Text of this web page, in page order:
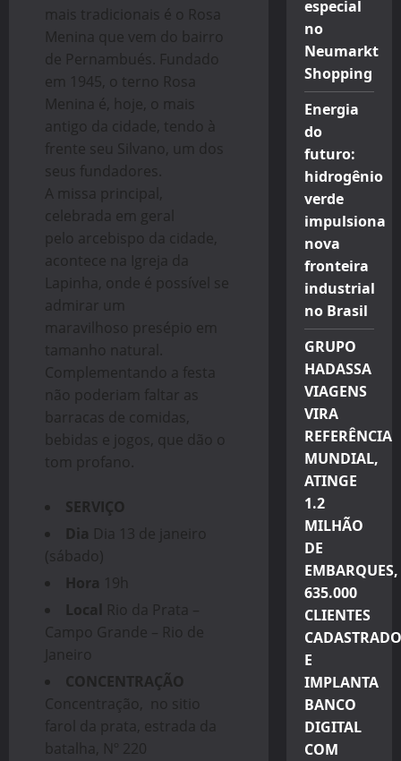
mais tradicionais é o Rosa
Menina que vem do bairro
de Pernambués. Fundado
em 1945, o terno Rosa
Menina é, hoje, o mais
antigo da cidade, tendo à
frente seu Silvano, um dos
seus fundadores.
A missa principal,
celebrada em geral
pelo arcebispo da cidade,
acontece na Igreja da
Lapinha, onde é possível se
admirar um
maravilhoso presépio em
tamanho natural.
Complementando a festa
não poderiam faltar as
barracas de comidas,
bebidas e jogos, que dão o
tom profano.
SERVIÇO
Dia Dia 13 de janeiro
(sábado)
Hora 19h
Local Rio da Prata –
Campo Grande – Rio de
Janeiro
CONCENTRAÇÃO
Concentração, no sitio
farol da prata, estrada da
batalha, Nº 220
especial
no
Neumarkt
Shopping
Energia
do
futuro:
hidrogênio
verde
impulsiona
nova
fronteira
industrial
no Brasil
GRUPO
HADASSA
VIAGENS
VIRA
REFERÊNCIA
MUNDIAL,
ATINGE
1.2
MILHÃO
DE
EMBARQUES,
635.000
CLIENTES
E
IMPLANTA
BANCO
DIGITAL
COM